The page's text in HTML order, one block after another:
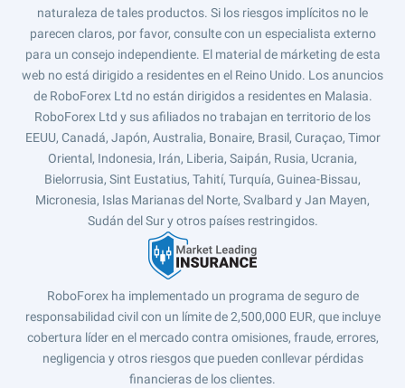
naturaleza de tales productos. Si los riesgos implícitos no le
parecen claros, por favor, consulte con un especialista externo
para un consejo independiente. El material de márketing de esta
web no está dirigido a residentes en el Reino Unido. Los anuncios
de RoboForex Ltd no están dirigidos a residentes en Malasia.
RoboForex Ltd y sus afiliados no trabajan en territorio de los
EEUU, Canadá, Japón, Australia, Bonaire, Brasil, Curaçao, Timor
Oriental, Indonesia, Irán, Liberia, Saipán, Rusia, Ucrania,
Bielorrusia, Sint Eustatius, Tahití, Turquía, Guinea-Bissau,
Micronesia, Islas Marianas del Norte, Svalbard y Jan Mayen,
Sudán del Sur y otros países restringidos.
RoboForex ha implementado un programa de seguro de
responsabilidad civil con un límite de 2,500,000 EUR, que incluye
cobertura líder en el mercado contra omisiones, fraude, errores,
negligencia y otros riesgos que pueden conllevar pérdidas
financieras de los clientes.